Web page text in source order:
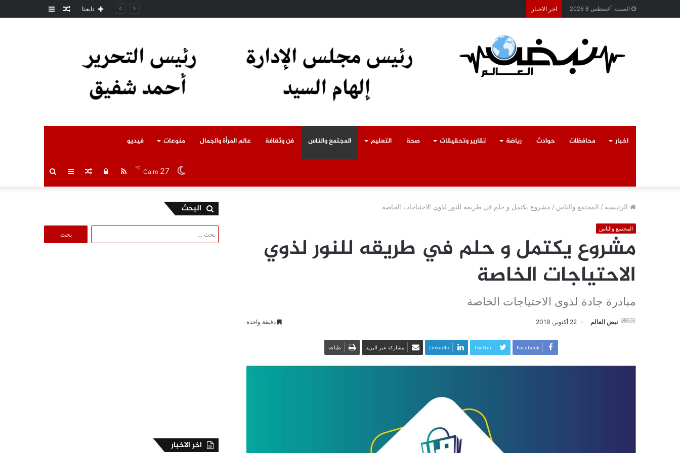
السبت, أغسطس 8 2026 اخر الاخبار عمودمقال تابعنا
اخبار محافظات حوادث رياضة تقارير وتحقيقات صحة التعليم المجتمع والناس فن وثقافة عالم المرأة والجمال منوعات فيديو
بحث عمود مقالتسجيل RSS Cairo 27
℃
الرئيسية / المجتمع والناس / مشروع يكتمل و حلم في طريقه للنور لذوي الاحتياجات الخاصة
المجتمع والناس
مشروع يكتمل و حلم في طريقه للنور لذوي
الاحتياجات الخاصة
مبادرة جادة لذوى الاحتياجات الخاصة
نبض العالم 22 أكتوبر، 2019 دقيقة واحدة
Facebook
Twitter
LinkedIn مشاركة عبر البريد طباعة
البحث
عن:
اخر الاخبار